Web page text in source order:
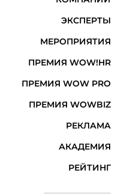
ЭКСПЕРТЫ
МЕРОПРИЯТИЯ
ПРЕМИЯ WOW!HR
ПРЕМИЯ WOW PRO
ПРЕМИЯ WOWBIZ
РЕКЛАМА
АКАДЕМИЯ
РЕЙТИНГ